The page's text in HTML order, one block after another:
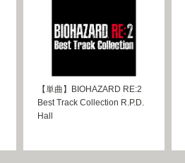
【単曲】BIOHAZARD RE:2
Best Track Collection R.P.D.
Hall